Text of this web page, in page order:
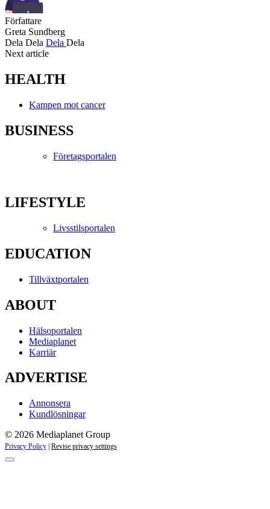
Författare
Greta Sundberg
Dela Dela Dela Dela
Next article
HEALTH
Kampen mot cancer
BUSINESS
Företagsportalen
LIFESTYLE
Livsstilsportalen
EDUCATION
Tillväxtportalen
ABOUT
Hälsoportalen
Mediaplanet
Karriär
ADVERTISE
Annonsera
Kundlösningar
© 2026 Mediaplanet Group
Privacy Policy Revise privacy settings